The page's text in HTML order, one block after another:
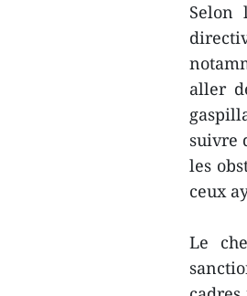
Selon
aller
suivre
les
ceux
Le